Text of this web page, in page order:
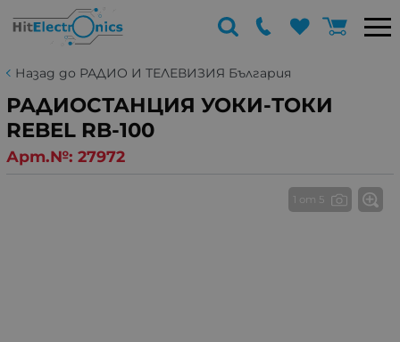
Назад до РАДИО И ТЕЛЕВИЗИЯ България
РАДИОСТАНЦИЯ УОКИ-ТОКИ
REBEL RB-100
Арт.№: 27972
1 от 5